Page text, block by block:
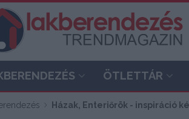
ÖTLETTÁR
Házak, Enteriőrök - inspiráció